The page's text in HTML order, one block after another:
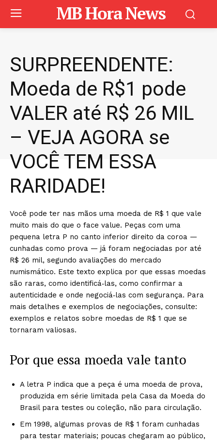
MB Hora News
SURPREENDENTE:
Moeda de R$1 pode
VALER até R$ 26 MIL
– VEJA AGORA se
VOCÊ TEM ESSA
RARIDADE!
Você pode ter nas mãos uma moeda de R$ 1 que vale
muito mais do que o face value. Peças com uma
pequena letra P no canto inferior direito da coroa —
cunhadas como prova — já foram negociadas por até
R$ 26 mil, segundo avaliações do mercado
numismático. Este texto explica por que essas moedas
são raras, como identificá‑las, como confirmar a
autenticidade e onde negociá‑las com segurança. Para
mais detalhes e exemplos de negociações, consulte:
exemplos e relatos sobre moedas de R$ 1 que se
tornaram valiosas.
Por que essa moeda vale tanto
A letra P indica que a peça é uma moeda de prova,
produzida em série limitada pela Casa da Moeda do
Brasil para testes ou coleção, não para circulação.
Em 1998, algumas provas de R$ 1 foram cunhadas
para testar materiais; poucas chegaram ao público,